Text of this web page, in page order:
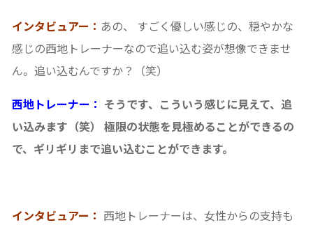
インタビュアー： あの、 すごく優しい感じの、穏やかな
感じの西地トレーナーなので追い込む姿が想像できませ
ん。追い込むんですか？（笑）
西地トレーナー： そうです、こういう感じに見えて、追
い込みます（笑） 極限の状態を見極めることができるの
で、ギリギリまで追い込むことができます。
インタビュアー： 西地トレーナーは、女性からの支持も